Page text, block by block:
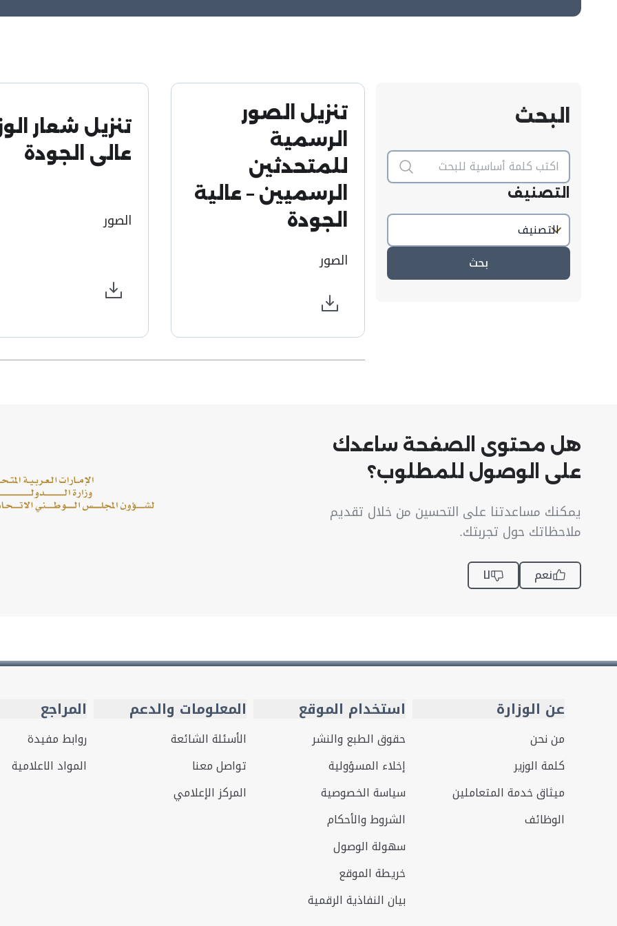
البحث
التصنيف
بحث
تنزيل الصور
الرسمية
للمتحدثين
الرسميين – عالية
الجودة
الصور
تنزيل شعار
عالي الجودة
الصور
هل محتوى الصفحة ساعدك
على الوصول للمطلوب؟
يمكنك مساعدتنا على التحسين من خلال تقديم
ملاحظاتك حول تجربتك.
نعم لا
عن الوزارة
من نحن
كلمة الوزير
ميثاق خدمة المتعاملين
الوظائف
استخدام الموقع
حقوق الطبع والنشر
إخلاء المسؤولية
سياسة الخصوصية
الشروط والأحكام
سهولة الوصول
خريطة الموقع
بيان النفاذية الرقمية
المعلومات والدعم
الأسئلة الشائعة
تواصل معنا
المركز الإعلامي
المراجع
روابط مفيدة
المواد الاعلامية